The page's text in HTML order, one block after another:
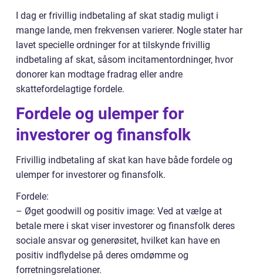
I dag er frivillig indbetaling af skat stadig muligt i
mange lande, men frekvensen varierer. Nogle stater har
lavet specielle ordninger for at tilskynde frivillig
indbetaling af skat, såsom incitamentordninger, hvor
donorer kan modtage fradrag eller andre
skattefordelagtige fordele.
Fordele og ulemper for
investorer og finansfolk
Frivillig indbetaling af skat kan have både fordele og
ulemper for investorer og finansfolk.
Fordele:
– Øget goodwill og positiv image: Ved at vælge at
betale mere i skat viser investorer og finansfolk deres
sociale ansvar og generøsitet, hvilket kan have en
positiv indflydelse på deres omdømme og
forretningsrelationer.